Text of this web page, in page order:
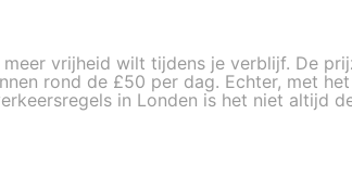
vrijheid wilt tijdens je verblijf. De
rond de £50 per dag. Echter, met het
in Londen is het niet altijd